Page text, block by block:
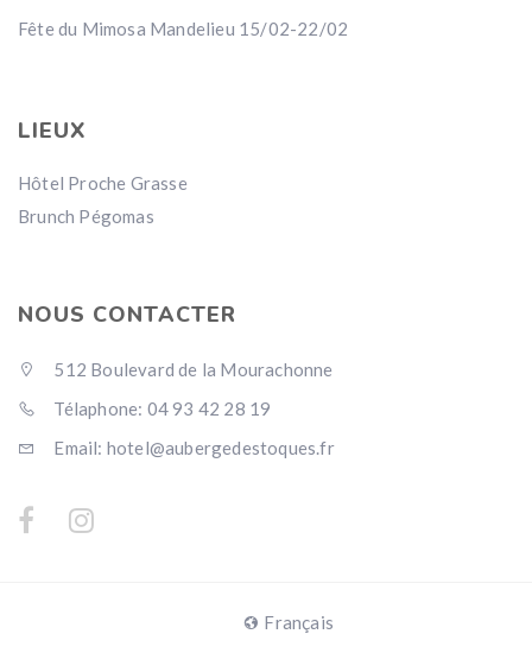
Fête du Mimosa Mandelieu 15/02-22/02
LIEUX
Hôtel Proche Grasse
Brunch Pégomas
NOUS CONTACTER
512 Boulevard de la Mourachonne
Télaphone: 04 93 42 28 19
Email: hotel@aubergedestoques.fr
Français